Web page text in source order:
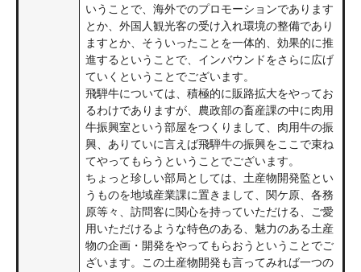
いうことで、海外でのプロモーションであります
とか、外国人観光客の受け入れ環境の整備であり
ますとか、そういったことを一体的、効果的に推
進するということで、インバウンドをさらに広げ
ていくということでございます。
飛騨牛については、積極的に販路拡大をやってお
るわけでありますが、農政部の畜産課の中に肉用
牛振興室という部屋をつくりまして、肉用牛の振
興、ありていに言えば飛騨牛の振興をここで束ね
てやってもらうということでございます。
ちょっと珍しい部局としては、土産物開発監とい
うものを地域産業課に置きまして、関ケ原、各務
原等々、訪問客に関心を持っていただける、ご愛
用いただけるような特色のある、魅力のある土産
物の企画・開発をやってもらおうということでご
ざいます。この土産物開発も言ってみれば一つの